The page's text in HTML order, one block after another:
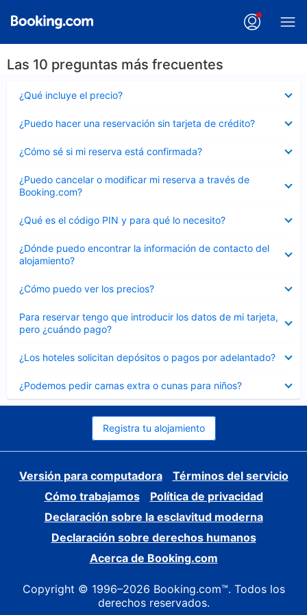
Las 10 preguntas más frecuentes
¿Qué incluye el precio?
cerrado
¿Puedo hacer una reservación sin tarjeta de crédito?
cerrado
¿Cómo sé si mi reserva está confirmada?
cerrado
¿Puedo cancelar o modificar mi reserva a través de
Booking.com?
cerrado
¿Qué es el código PIN y para qué lo necesito?
cerrado
¿Dónde puedo encontrar la información de contacto del
alojamiento?
cerrado
¿Cómo puedo ver los precios?
cerrado
Para reservar tengo que introducir los datos de mi tarjeta,
pero ¿cuándo pago?
cerrado
¿Los hoteles solicitan depósitos o pagos por adelantado?
cerrado
¿Podemos pedir camas extra o cunas para niños?
cerrado
Registra tu alojamiento
Versión para computadora
Términos del servicio
Cómo trabajamos
Política de privacidad
Declaración sobre la esclavitud moderna
Declaración sobre derechos humanos
Acerca de Booking.com
Copyright © 1996–2026 Booking.com™. Todos los
derechos reservados.